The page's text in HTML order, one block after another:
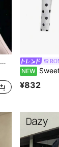
NEW Sweetness スイート
¥832